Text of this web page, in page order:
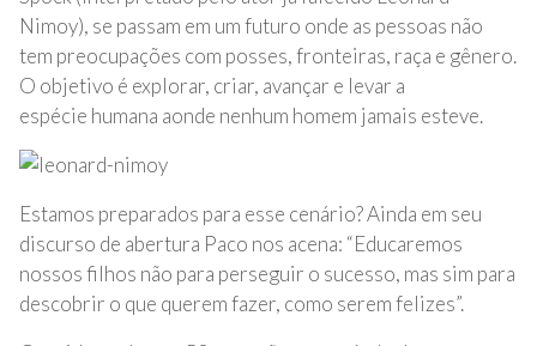
Nimoy), se passam em um futuro onde as pessoas não
tem preocupações com posses, fronteiras, raça e gênero.
O objetivo é explorar, criar, avançar e levar a
espécie humana aonde nenhum homem jamais esteve.
Estamos preparados para esse cenário? Ainda em seu
discurso de abertura Paco nos acena: “Educaremos
nossos filhos não para perseguir o sucesso, mas sim para
descobrir o que querem fazer, como serem felizes”.